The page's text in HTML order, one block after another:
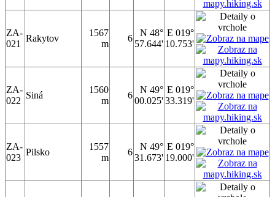
ZA-
021
Rakytov
1567
m
6
N 48°
57.644'
E 019°
10.753'
ZA-
022
Siná
1560
m
6
N 49°
00.025'
E 019°
33.319'
ZA-
023
Pilsko
1557
m
6
N 49°
31.673'
E 019°
19.000'